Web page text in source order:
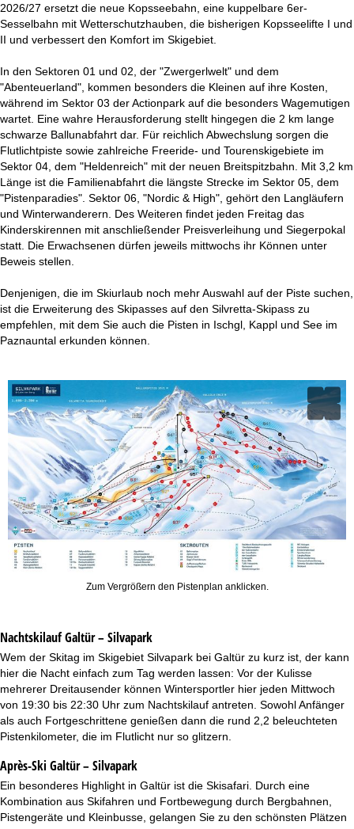
2026/27 ersetzt die neue Kopsseebahn, eine kuppelbare 6er-
Sesselbahn mit Wetterschutzhauben, die bisherigen Kopsseelifte I und
II und verbessert den Komfort im Skigebiet.
In den Sektoren 01 und 02, der "Zwergerlwelt" und dem
"Abenteuerland", kommen besonders die Kleinen auf ihre Kosten,
während im Sektor 03 der Actionpark auf die besonders Wagemutigen
wartet. Eine wahre Herausforderung stellt hingegen die 2 km lange
schwarze Ballunabfahrt dar. Für reichlich Abwechslung sorgen die
Flutlichtpiste sowie zahlreiche Freeride- und Tourenskigebiete im
Sektor 04, dem "Heldenreich" mit der neuen Breitspitzbahn. Mit 3,2 km
Länge ist die Familienabfahrt die längste Strecke im Sektor 05, dem
"Pistenparadies". Sektor 06, "Nordic & High", gehört den Langläufern
und Winterwanderern. Des Weiteren findet jeden Freitag das
Kinderskirennen mit anschließender Preisverleihung und Siegerpokal
statt. Die Erwachsenen dürfen jeweils mittwochs ihr Können unter
Beweis stellen.
Denjenigen, die im Skiurlaub noch mehr Auswahl auf der Piste suchen,
ist die Erweiterung des Skipasses auf den Silvretta-Skipass zu
empfehlen, mit dem Sie auch die Pisten in Ischgl, Kappl und See im
Paznauntal erkunden können.
Zum Vergrößern den Pistenplan anklicken.
NachtskilaufGaltür – Silvapark
Wem der Skitag im Skigebiet Silvapark bei Galtür zu kurz ist, der kann
hier die Nacht einfach zum Tag werden lassen: Vor der Kulisse
mehrerer Dreitausender können Wintersportler hier jeden Mittwoch
von 19:30 bis 22:30 Uhr zum Nachtskilauf antreten. Sowohl Anfänger
als auch Fortgeschrittene genießen dann die rund 2,2 beleuchteten
Pistenkilometer, die im Flutlicht nur so glitzern.
Après-Ski Galtür – Silvapark
Ein besonderes Highlight in Galtür ist die Skisafari. Durch eine
Kombination aus Skifahren und Fortbewegung durch Bergbahnen,
Pistengeräte und Kleinbusse, gelangen Sie zu den schönsten Plätzen